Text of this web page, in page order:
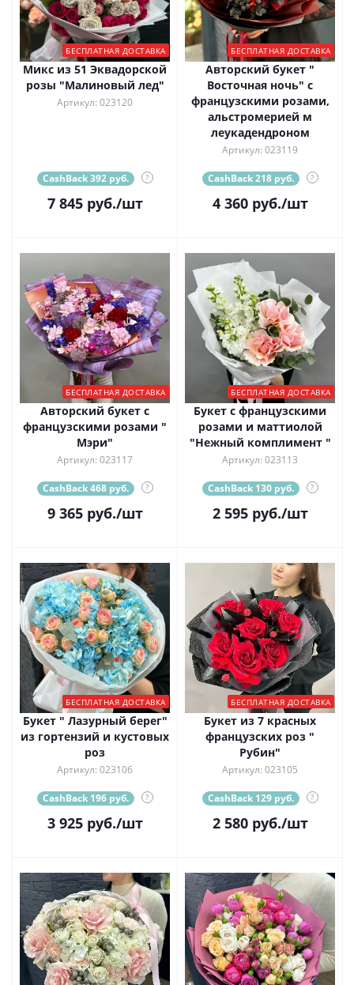
БЕСПЛАТНАЯ ДОСТАВКА
Микс из 51 Эквадорской
розы "Малиновый лед"
Артикул: 023120
CashBack 392 руб. ?
7 845руб./шт
БЕСПЛАТНАЯ ДОСТАВКА
Авторский букет "
Восточная ночь" с
французскими розами,
альстромерией м
леукадендроном
Артикул: 023119
CashBack 218 руб. ?
4 360руб./шт
БЕСПЛАТНАЯ ДОСТАВКА
Авторский букет с
французскими розами "
Мэри"
Артикул: 023117
CashBack 468 руб. ?
9 365руб./шт
БЕСПЛАТНАЯ ДОСТАВКА
Букет с французскими
розами и маттиолой
"Нежный комплимент "
Артикул: 023113
CashBack 130 руб. ?
2 595руб./шт
БЕСПЛАТНАЯ ДОСТАВКА
Букет " Лазурный берег"
из гортензий и кустовых
роз
Артикул: 023106
CashBack 196 руб. ?
3 925руб./шт
БЕСПЛАТНАЯ ДОСТАВКА
Букет из 7 красных
французских роз "
Рубин"
Артикул: 023105
CashBack 129 руб. ?
2 580руб./шт